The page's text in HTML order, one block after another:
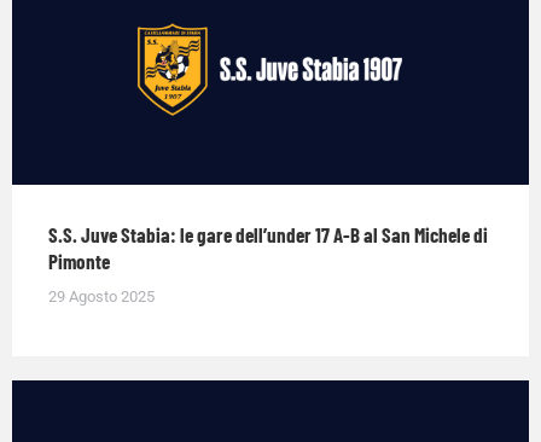
S.S. Juve Stabia: le gare dell’under 17 A-B al San Michele di
Pimonte
29 Agosto 2025